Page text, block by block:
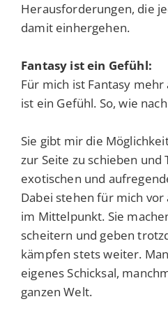
Herausforderungen, die
damit einhergehen.
Fantasy ist ein Gefühl:
Für mich ist Fantasy mehr
ist ein Gefühl. So, wie
Sie gibt mir die
zur Seite zu schieben und
exotischen und
Dabei stehen für mich
im Mittelpunkt. Sie
scheitern und geben
kämpfen stets weiter.
eigenes Schicksal,
ganzen Welt.